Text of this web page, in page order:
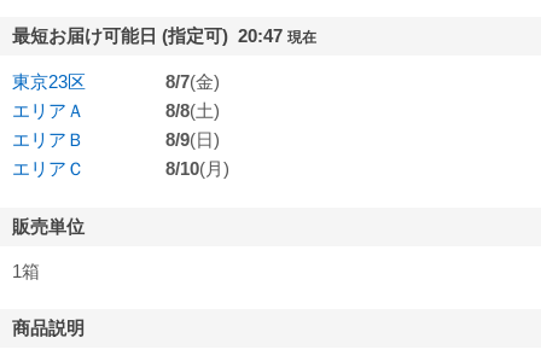
最短お届け可能日 (指定可) 20:47 現在
東京23区 8/7(金)
エリアＡ
8/8(土)
エリアＢ
8/9(日)
エリアＣ
8/10(月)
販売単位
1箱
商品説明